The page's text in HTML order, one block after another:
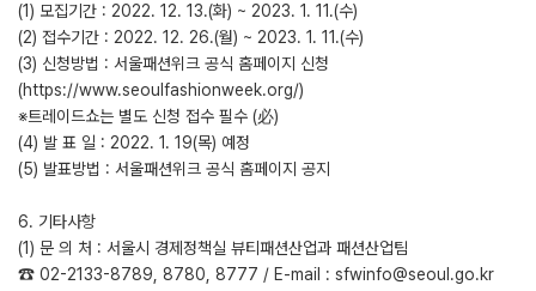
(1) 모집기간 : 2022. 12. 13.(화) ~ 2023. 1. 11.(수)
(2) 접수기간 : 2022. 12. 26.(월) ~ 2023. 1. 11.(수)
(3) 신청방법 : 서울패션위크 공식 홈페이지 신청
(https://www.seoulfashionweek.org/)
※트레이드쇼는 별도 신청 접수 필수 (必)
(4) 발 표 일 : 2022. 1. 19(목) 예정
(5) 발표방법 : 서울패션위크 공식 홈페이지 공지
6. 기타사항
(1) 문 의 처 : 서울시 경제정책실 뷰티패션산업과 패션산업팀
☎ 02-2133-8789, 8780, 8777 / E-mail : sfwinfo@seoul.go.kr